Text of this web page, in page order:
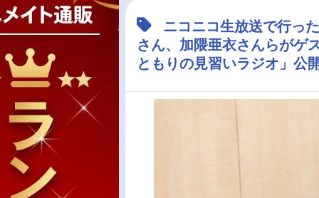
マンガ・ラノベ ゲーム・アプリ 音楽
最新記事一覧
ニコニコ生放送で行っ
さん、加隈亜衣さんらが
ともりの見習いラジオ」公